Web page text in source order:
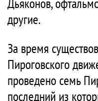
другие.
За время
Пироговского
проведено семь
последний из